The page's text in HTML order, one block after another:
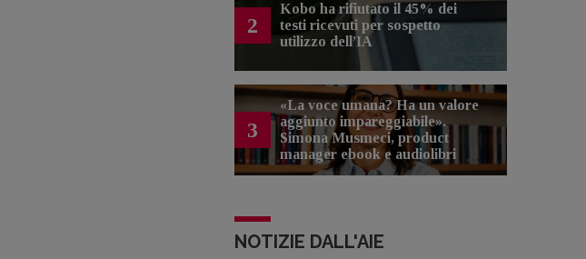
2
Kobo ha rifiutato il 45% dei
testi ricevuti per sospetto
utilizzo dell’IA
3
«La voce umana? Ha un valore
aggiunto impareggiabile».
Simona Musmeci, product
manager ebook e audiolibri
NOTIZIE DALL'AIE